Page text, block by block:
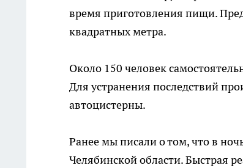
время приготовления пищи.
квадратных метра.
Около 150 человек
Для устранения последствий
автоцистерны.
Ранее мы писали о том, что в
Челябинской области. Быстрая